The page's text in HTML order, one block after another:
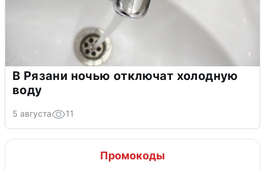
В Рязани ночью отключат холодную
воду
5 августа 11
Промокоды